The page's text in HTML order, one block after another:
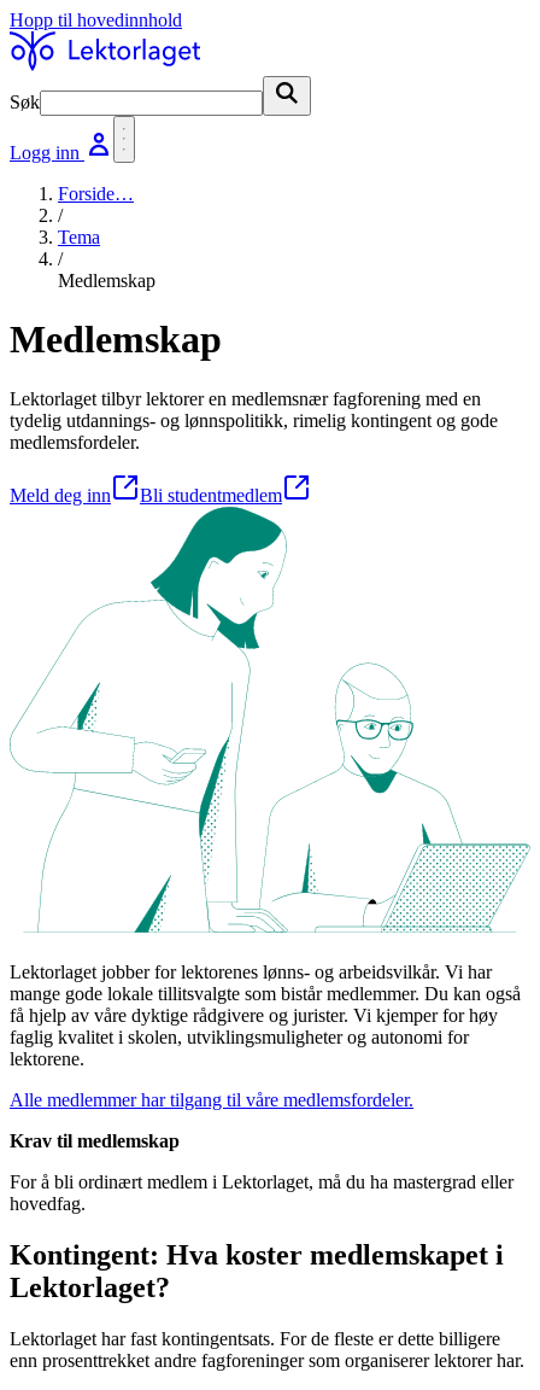
Hopp til hovedinnhold
Søk
Logg inn
Forside…
/
Tema
/
Medlemskap
Medlemskap
Lektorlaget tilbyr lektorer en medlemsnær fagforening med en
tydelig utdannings- og lønnspolitikk, rimelig kontingent og gode
medlemsfordeler.
Meld deg inn Bli studentmedlem
Lektorlaget jobber for lektorenes lønns- og arbeidsvilkår. Vi har
mange gode lokale tillitsvalgte som bistår medlemmer. Du kan også
få hjelp av våre dyktige rådgivere og jurister. Vi kjemper for høy
faglig kvalitet i skolen, utviklingsmuligheter og autonomi for
lektorene.
Alle medlemmer har tilgang til våre medlemsfordeler.
Krav til medlemskap
For å bli ordinært medlem i Lektorlaget, må du ha mastergrad eller
hovedfag.
Kontingent: Hva koster medlemskapet i
Lektorlaget?
Lektorlaget har fast kontingentsats. For de fleste er dette billigere
enn prosenttrekket andre fagforeninger som organiserer lektorer har.